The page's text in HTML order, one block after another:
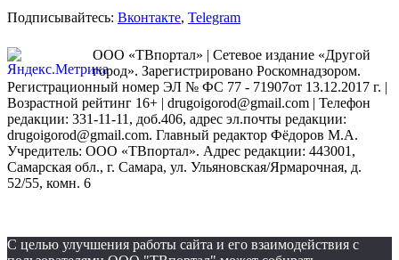
Подписывайтесь: Вконтакте, Telegram
ООО «ТВпортал» | Сетевое издание «Другой
город». Зарегистрировано Роскомнадзором.
Регистрационный номер ЭЛ № ФС 77 - 71907от 13.12.2017 г. |
Возрастной рейтинг 16+ | drugoigorod@gmail.com | Телефон
редакции: 331-11-11, доб.406, адрес эл.почты редакции:
drugoigorod@gmail.com. Главный редактор Фёдоров М.А.
Учредитель: ООО «ТВпортал». Адрес редакции: 443001,
Самарская обл., г. Самара, ул. Ульяновская/Ярмарочная, д.
52/55, комн. 6
С целью улучшения работы сайта и его взаимодействия с